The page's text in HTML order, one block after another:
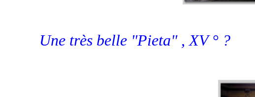
Une très belle "Pieta" , XV ° ?